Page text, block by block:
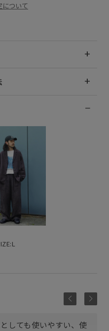
について
しても使いやすい、使